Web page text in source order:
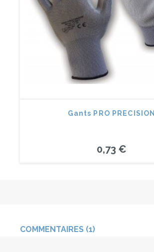
Gants PRO PRECISION
0,73 €
COMMENTAIRES (1)